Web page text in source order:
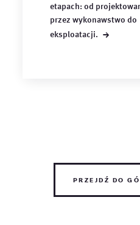
etapach: od
przez wykonawstwo do
eksploatacji. →
przejdź do